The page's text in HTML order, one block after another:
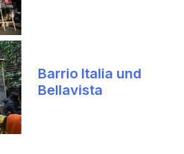
Barrio Italia und
Bellavista